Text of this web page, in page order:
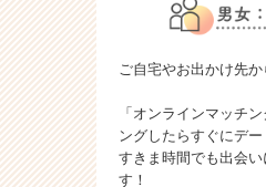
ご自宅やお出かけ先
「オンラインマッチ
ングしたらすぐにデ
すきま時間でも出会
す！